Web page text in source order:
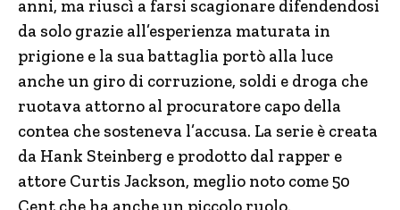
anni, ma riuscì a farsi scagionare difendendosi
da solo grazie all’esperienza maturata in
prigione e la sua battaglia portò alla luce
anche un giro di corruzione, soldi e droga che
ruotava attorno al procuratore capo della
contea che sosteneva l’accusa. La serie è creata
da Hank Steinberg e prodotto dal rapper e
attore Curtis Jackson, meglio noto come 50